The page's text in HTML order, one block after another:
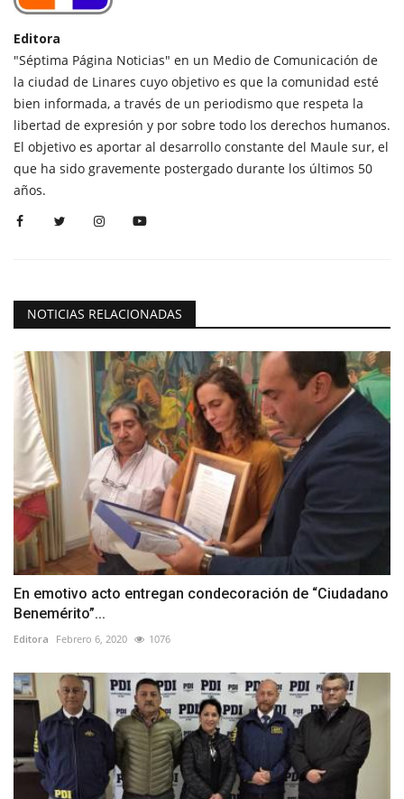
Editora
"Séptima Página Noticias" en un Medio de Comunicación de
la ciudad de Linares cuyo objetivo es que la comunidad esté
bien informada, a través de un periodismo que respeta la
libertad de expresión y por sobre todo los derechos humanos.
El objetivo es aportar al desarrollo constante del Maule sur, el
que ha sido gravemente postergado durante los últimos 50
años.
NOTICIAS RELACIONADAS
En emotivo acto entregan condecoración de “Ciudadano
Benemérito”...
Editora Febrero 6, 2020 1076